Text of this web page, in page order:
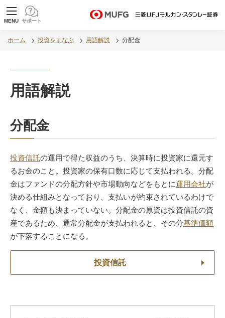
MUFG 世界が進むチカラになる。 三菱ＵＦＪモル
MENU サポート
ホーム 投資をまなぶ 用語解説 分配金
用語解説
分配金
投資信託の運用で得た収益のうち、決算時に投資家に還元す
るお金のこと。投資家の保有口数に応じて支払われる。分配
金はファンドの分配方針や市場動向などをもとに運用会社が
決める仕組みとなっており、支払いが約束されているわけで
なく、金額も決まっていない。分配金の原資は投資信託の資
産であるため、通常分配金が支払われると、その分基準価額
が下落することになる。
投資信託